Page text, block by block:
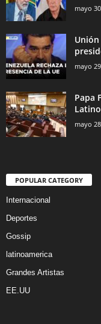
mayo
mayo
Papa
mayo
POPULAR CATEGORY
Internacional
Deportes
Gossip
latinoamerica
Grandes Artistas
EE.UU